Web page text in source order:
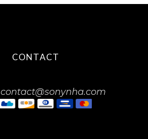
CONTACT
contact@sonynha.com